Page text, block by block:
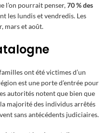
l’on pourrait penser,70 % des
les lundis et vendredis. Les
mars et août.
ont été victimes d’un
est une porte d’entrée pour
autorités notent que bien que
majorité des individus arrêtés
sans antécédents judiciaires.